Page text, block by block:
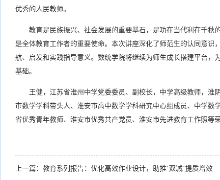
优秀的人民教师。
教育是民族振兴、社会发展的重要基石，是功在当代利在千秋
是全体教育工作者的重要使命。本次讲座深化了师范生的认同意识
航、启发和实践指导意义。数统学院将继续为师生成长搭建平台，
基础。
王健，江苏省淮州中学党委委员、副校长，中学高级教师，淮
市数学学科带头人、淮安市高中数学学科研究中心组成员、中学数
省优秀青年教师、淮安市优秀共产党员、淮安市先进教育工作照等
上一篇： 教育系列报告：优化高效作业设计，助推‘双减’提质增效